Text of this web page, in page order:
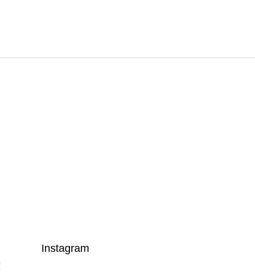
Instagram